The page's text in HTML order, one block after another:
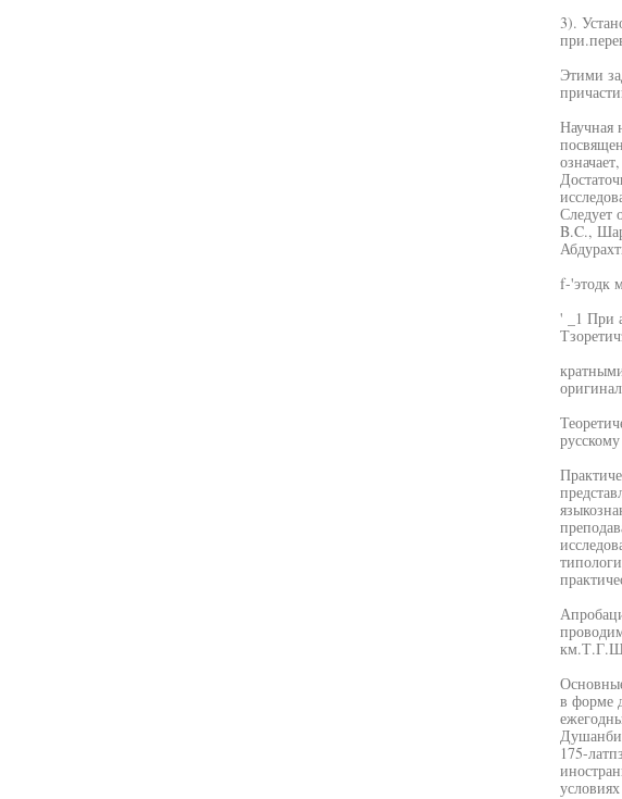
3).
Этими
Научная
Следует
B.C.,
f-'этодк
' _1 При
в форме
175-